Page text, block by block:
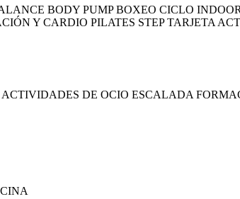
BODY PUMP BOXEO CICLO
Y CARDIO PILATES STEP TARJETA
DE OCIO ESCALADA